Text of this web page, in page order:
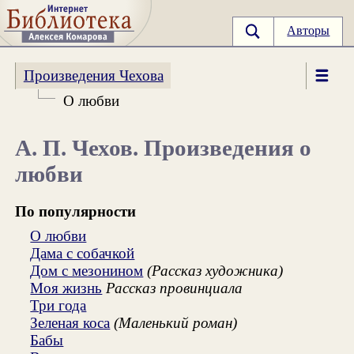
Авторы
Произведения Чехова
О любви
А. П. Чехов. Произведения о
любви
По популярности
О любви
Дама с собачкой
Дом с мезонином (Рассказ художника)
Моя жизнь Рассказ провинциала
Три года
Зеленая коса (Маленький роман)
Бабы